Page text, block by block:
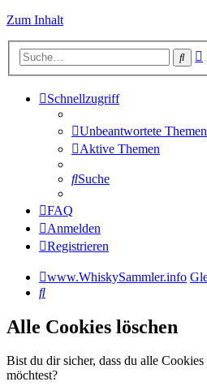
Zum Inhalt
Schnellzugriff
Unbeantwortete Themen
Aktive Themen
Suche
FAQ
Anmelden
Registrieren
www.WhiskySammler.info
Suche
Alle Cookies löschen
Bist du dir sicher, dass du alle
möchtest?